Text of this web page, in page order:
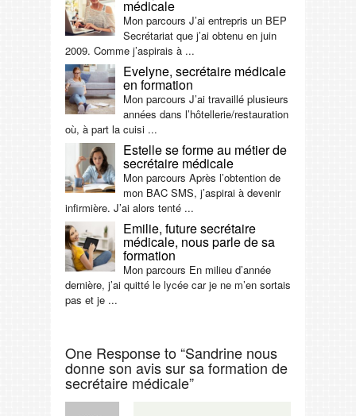
médicale
Mon parcours J’ai entrepris un BEP
Secrétariat que j’ai obtenu en juin
2009. Comme j’aspirais à ...
Evelyne, secrétaire médicale
en formation
Mon parcours J’ai travaillé plusieurs
années dans l’hôtellerie/restauration
où, à part la cuisi ...
Estelle se forme au métier de
secrétaire médicale
Mon parcours Après l’obtention de
mon BAC SMS, j’aspirai à devenir
infirmière. J’ai alors tenté ...
Emilie, future secrétaire
médicale, nous parle de sa
formation
Mon parcours En milieu d’année
dernière, j’ai quitté le lycée car je ne m’en sortais
pas et je ...
One Response to “Sandrine nous
donne son avis sur sa formation de
secrétaire médicale”